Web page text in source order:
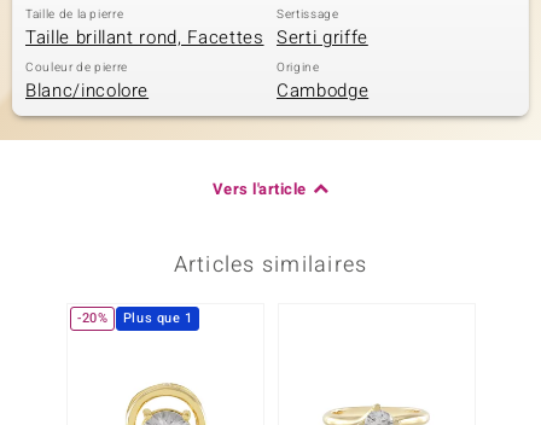
Taille de la pierre
Taille brillant rond, Facettes
Sertissage
Serti griffe
Couleur de pierre
Blanc/incolore
Origine
Cambodge
Vers l'article
Articles similaires
-20% Plus que 1